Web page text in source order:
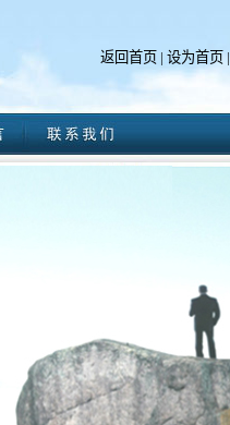
返回首页 | 设为首页 |